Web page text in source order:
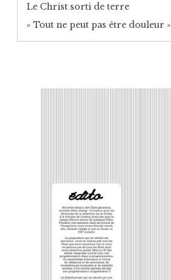
Le Christ sorti de terre
« Tout ne peut pas être douleur »